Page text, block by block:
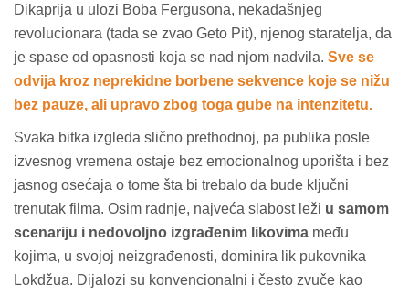
Dikaprija u ulozi Boba Fergusona, nekadašnjeg
revolucionara (tada se zvao Geto Pit), njenog staratelja, da
je spase od opasnosti koja se nad njom nadvila. Sve se
odvija kroz neprekidne borbene sekvence koje se nižu
bez pauze, ali upravo zbog toga gube na intenzitetu.
Svaka bitka izgleda slično prethodnoj, pa publika posle
izvesnog vremena ostaje bez emocionalnog uporišta i bez
jasnog osećaja o tome šta bi trebalo da bude ključni
trenutak filma. Osim radnje, najveća slabost leži u samom
scenariju i nedovoljno izgrađenim likovima među
kojima, u svojoj neizgrađenosti, dominira lik pukovnika
Lokdžua. Dijalozi su konvencionalni i često zvuče kao